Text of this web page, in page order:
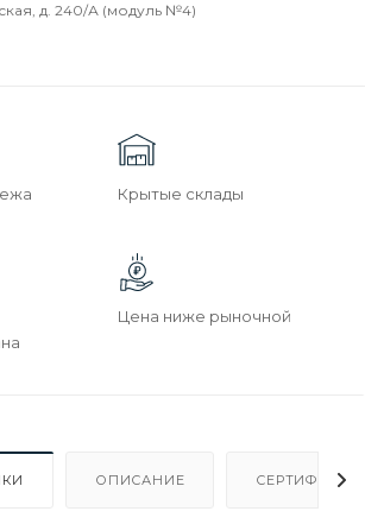
д. 240/А (модуль №4)
Крытые склады
Цена ниже рыночной
ОПИСАНИЕ